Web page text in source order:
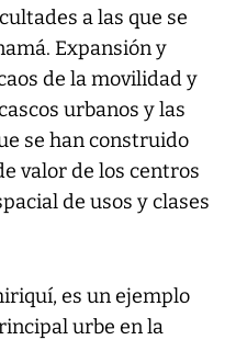
a las que se
Expansión y
de la movilidad y
urbanos y las
se han construido
valor de los centros
de usos y clases
es un ejemplo
urbe en la